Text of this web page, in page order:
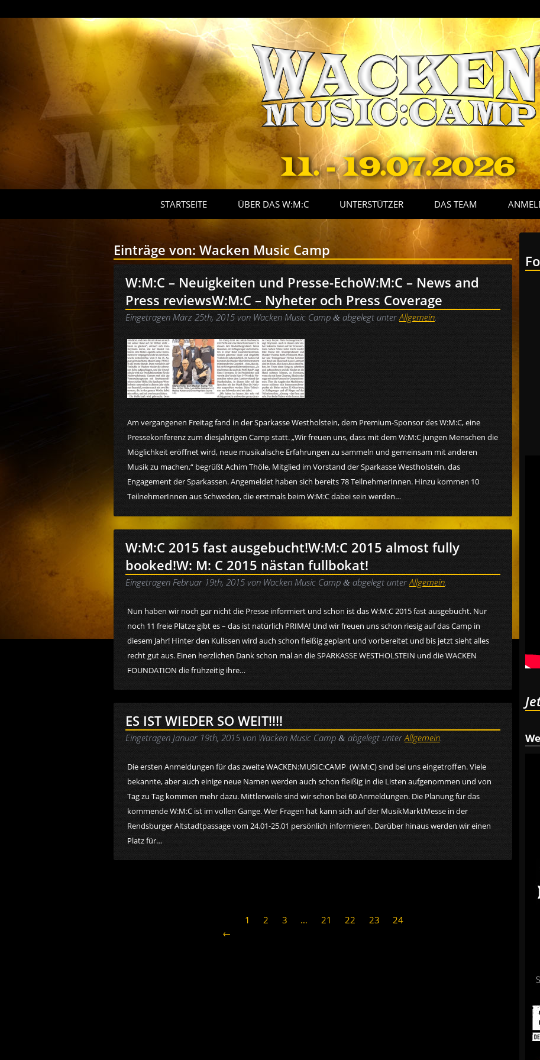
11. - 19.07.2026
STARTSEITE ÜBER DAS W:M:C UNTERSTÜTZER DAS TEAM
Einträge von: Wacken Music Camp
W:M:C – Neuigkeiten und Presse-EchoW:M:C – News and
Press reviewsW:M:C – Nyheter och Press Coverage
Eingetragen März 25th, 2015 von Wacken Music Camp & abgelegt unterAllgemein.
Am vergangenen Freitag fand in der Sparkasse Westholstein, dem Premium-Sponsor des W:M:C, eine
Pressekonferenz zum diesjährigen Camp statt. „Wir freuen uns, dass mit dem W:M:C jungen Menschen die
Möglichkeit eröffnet wird, neue musikalische Erfahrungen zu sammeln und gemeinsam mit anderen
Musik zu machen,“ begrüßt Achim Thöle, Mitglied im Vorstand der Sparkasse Westholstein, das
Engagement der Sparkassen. Angemeldet haben sich bereits 78 TeilnehmerInnen. Hinzu kommen 10
TeilnehmerInnen aus Schweden, die erstmals beim W:M:C dabei sein werden…
W:M:C 2015 fast ausgebucht!W:M:C 2015 almost fully
booked!W: M: C 2015 nästan fullbokat!
Eingetragen Februar 19th, 2015 von Wacken Music Camp & abgelegt unterAllgemein.
Nun haben wir noch gar nicht die Presse informiert und schon ist das W:M:C 2015 fast ausgebucht. Nur
noch 11 freie Plätze gibt es – das ist natürlich PRIMA! Und wir freuen uns schon riesig auf das Camp in
diesem Jahr! Hinter den Kulissen wird auch schon fleißig geplant und vorbereitet und bis jetzt sieht alles
recht gut aus. Einen herzlichen Dank schon mal an die SPARKASSE WESTHOLSTEIN und die WACKEN
FOUNDATION die frühzeitig ihre…
ES IST WIEDER SO WEIT!!!!
Eingetragen Januar 19th, 2015 von Wacken Music Camp & abgelegt unterAllgemein.
Die ersten Anmeldungen für das zweite WACKEN:MUSIC:CAMP (W:M:C) sind bei uns eingetroffen. Viele
bekannte, aber auch einige neue Namen werden auch schon fleißig in die Listen aufgenommen und von
Tag zu Tag kommen mehr dazu. Mittlerweile sind wir schon bei 60 Anmeldungen. Die Planung für das
kommende W:M:C ist im vollen Gange. Wer Fragen hat kann sich auf der MusikMarktMesse in der
Rendsburger Altstadtpassage vom 24.01-25.01 persönlich informieren. Darüber hinaus werden wir einen
Platz für…
←
1 2 3 … 21 22 23 24